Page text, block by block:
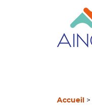
Accueil >